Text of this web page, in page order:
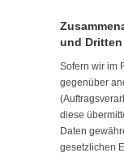
und Dritten
Sofern wir im
gegenüber
diese
Daten
gesetzlichen